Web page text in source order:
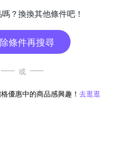
？換換其他條件吧！
條件再搜尋
或
優惠中的商品感興趣！ 去逛逛